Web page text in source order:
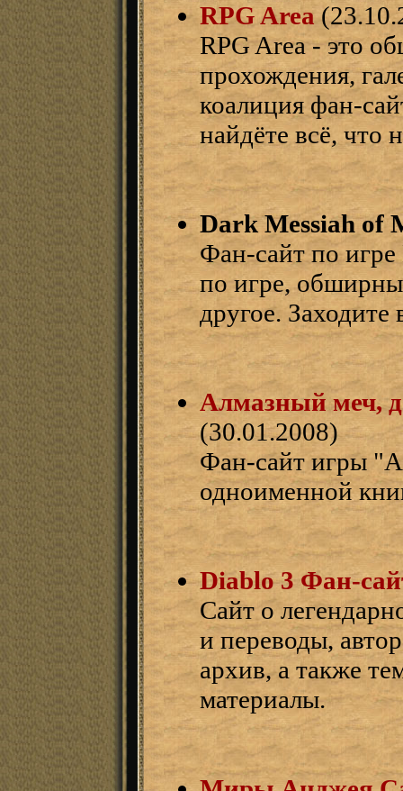
RPG Area
RPG Area - это
прохождения,
коалиция фан-
найдёте всё, что
Dark Messiah of
Фан-сайт по
по игре,
другое.
Алмазный меч,
(30.01.2008)
Фан-сайт игры
одноименной
Diablo 3 Фан-
Сайт о
и переводы,
архив, а также
материалы.